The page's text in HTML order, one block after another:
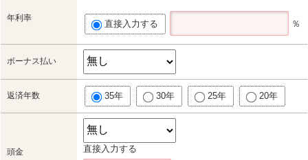
年利率
直接入力する ％
ボーナス払い
返済年数 35年 30年 25年 20年
頭金 直接入力する